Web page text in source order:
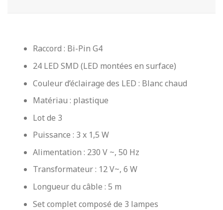
Raccord : Bi-Pin G4
24 LED SMD (LED montées en surface)
Couleur d’éclairage des LED : Blanc chaud
Matériau : plastique
Lot de 3
Puissance : 3 x 1,5 W
Alimentation : 230 V ~, 50 Hz
Transformateur : 12 V~, 6 W
Longueur du câble : 5 m
Set complet composé de 3 lampes